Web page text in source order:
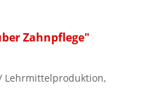
Zahnpflege"
Lehrmittelproduktion,